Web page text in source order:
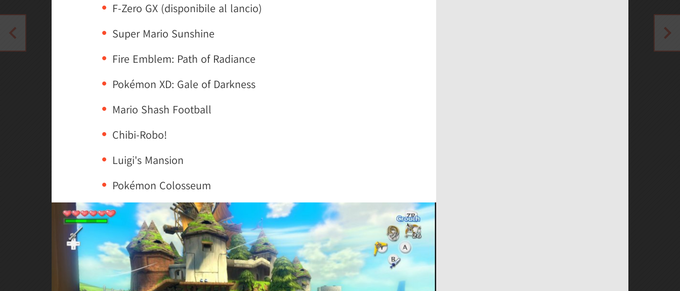
F-Zero GX (disponibile al lancio)
Super Mario Sunshine
Fire Emblem: Path of Radiance
Pokémon XD: Gale of Darkness
Mario Shash Football
Chibi-Robo!
Luigi's Mansion
Pokémon Colosseum